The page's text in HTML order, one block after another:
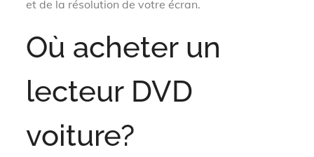
et de la résolution de votre écran.
Où acheter un
lecteur DVD
voiture?